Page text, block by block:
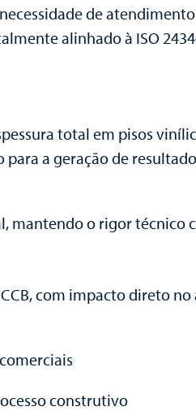
de
alinhado à ISO
total em pisos
a geração de
mantendo o rigor técnico
com impacto direto
construtivo